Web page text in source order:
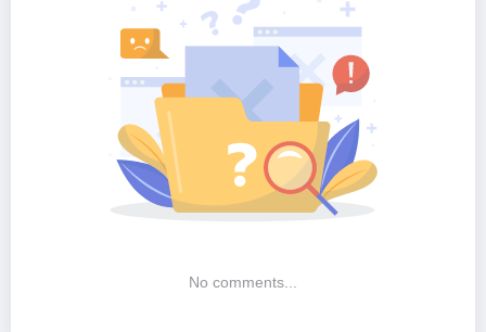
No comments...